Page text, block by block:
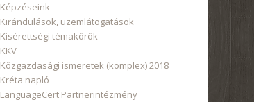
Képzéseink
Kirándulások, üzemlátogatások
Kisérettségi témakörök
KKV
Közgazdasági ismeretek (komplex) 2018
Kréta napló
LanguageCert Partnerintézmény